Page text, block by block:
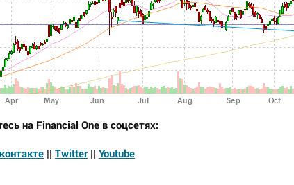
на Financial One в соцсетях:
|| Twitter|| Youtube